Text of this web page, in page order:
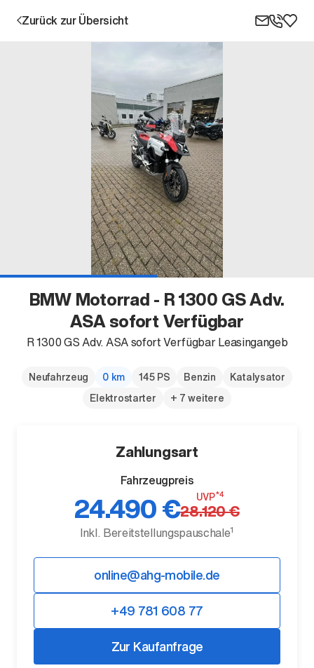
News
Zurück zur Übersicht
BMW Motorrad - R 1300 GS Adv.
ASA sofort Verfügbar
R 1300 GS Adv. ASA sofort Verfügbar Leasingangeb
Neufahrzeug 0 km 145 PS Benzin
Katalysator
Elektrostarter
+ 7 weitere
Zahlungsart
Fahrzeugpreis
24.490 € UVP*4
28.120 €
Inkl. Bereitstellungspauschale1
online@ahg-mobile.de
+49 781 608 77
Zur Kaufanfrage